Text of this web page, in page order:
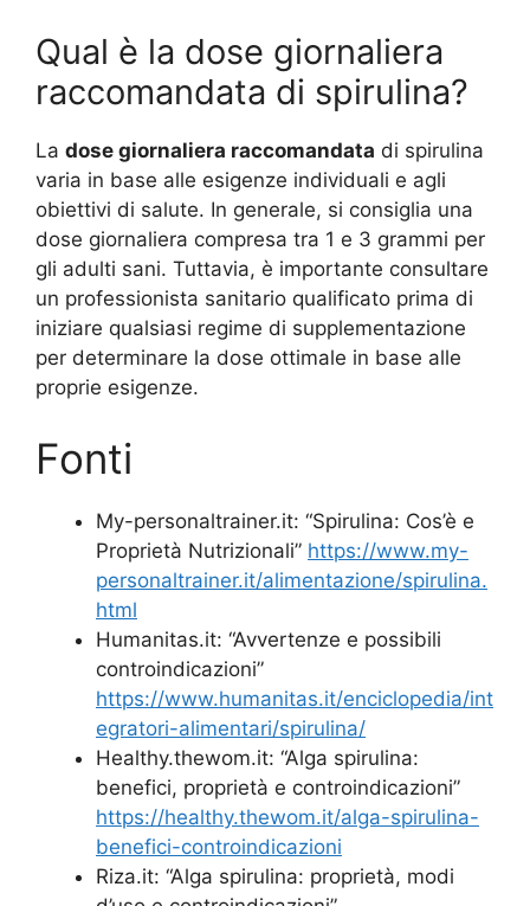
Qual è la dose giornaliera
raccomandata di spirulina?
La dose giornaliera raccomandata di spirulina
varia in base alle esigenze individuali e agli
obiettivi di salute. In generale, si consiglia una
dose giornaliera compresa tra 1 e 3 grammi per
gli adulti sani. Tuttavia, è importante consultare
un professionista sanitario qualificato prima di
iniziare qualsiasi regime di supplementazione
per determinare la dose ottimale in base alle
proprie esigenze.
Fonti
My-personaltrainer.it: “Spirulina: Cos’è e
Proprietà Nutrizionali” https://www.my-
personaltrainer.it/alimentazione/spirulina.
html
Humanitas.it: “Avvertenze e possibili
controindicazioni”
https://www.humanitas.it/enciclopedia/int
egratori-alimentari/spirulina/
Healthy.thewom.it: “Alga spirulina:
benefici, proprietà e controindicazioni”
https://healthy.thewom.it/alga-spirulina-
benefici-controindicazioni
Riza.it: “Alga spirulina: proprietà, modi